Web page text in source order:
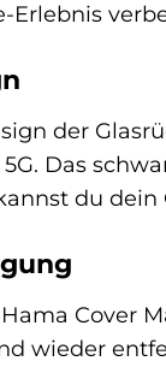
der
5G. Das
du
Cover
wieder